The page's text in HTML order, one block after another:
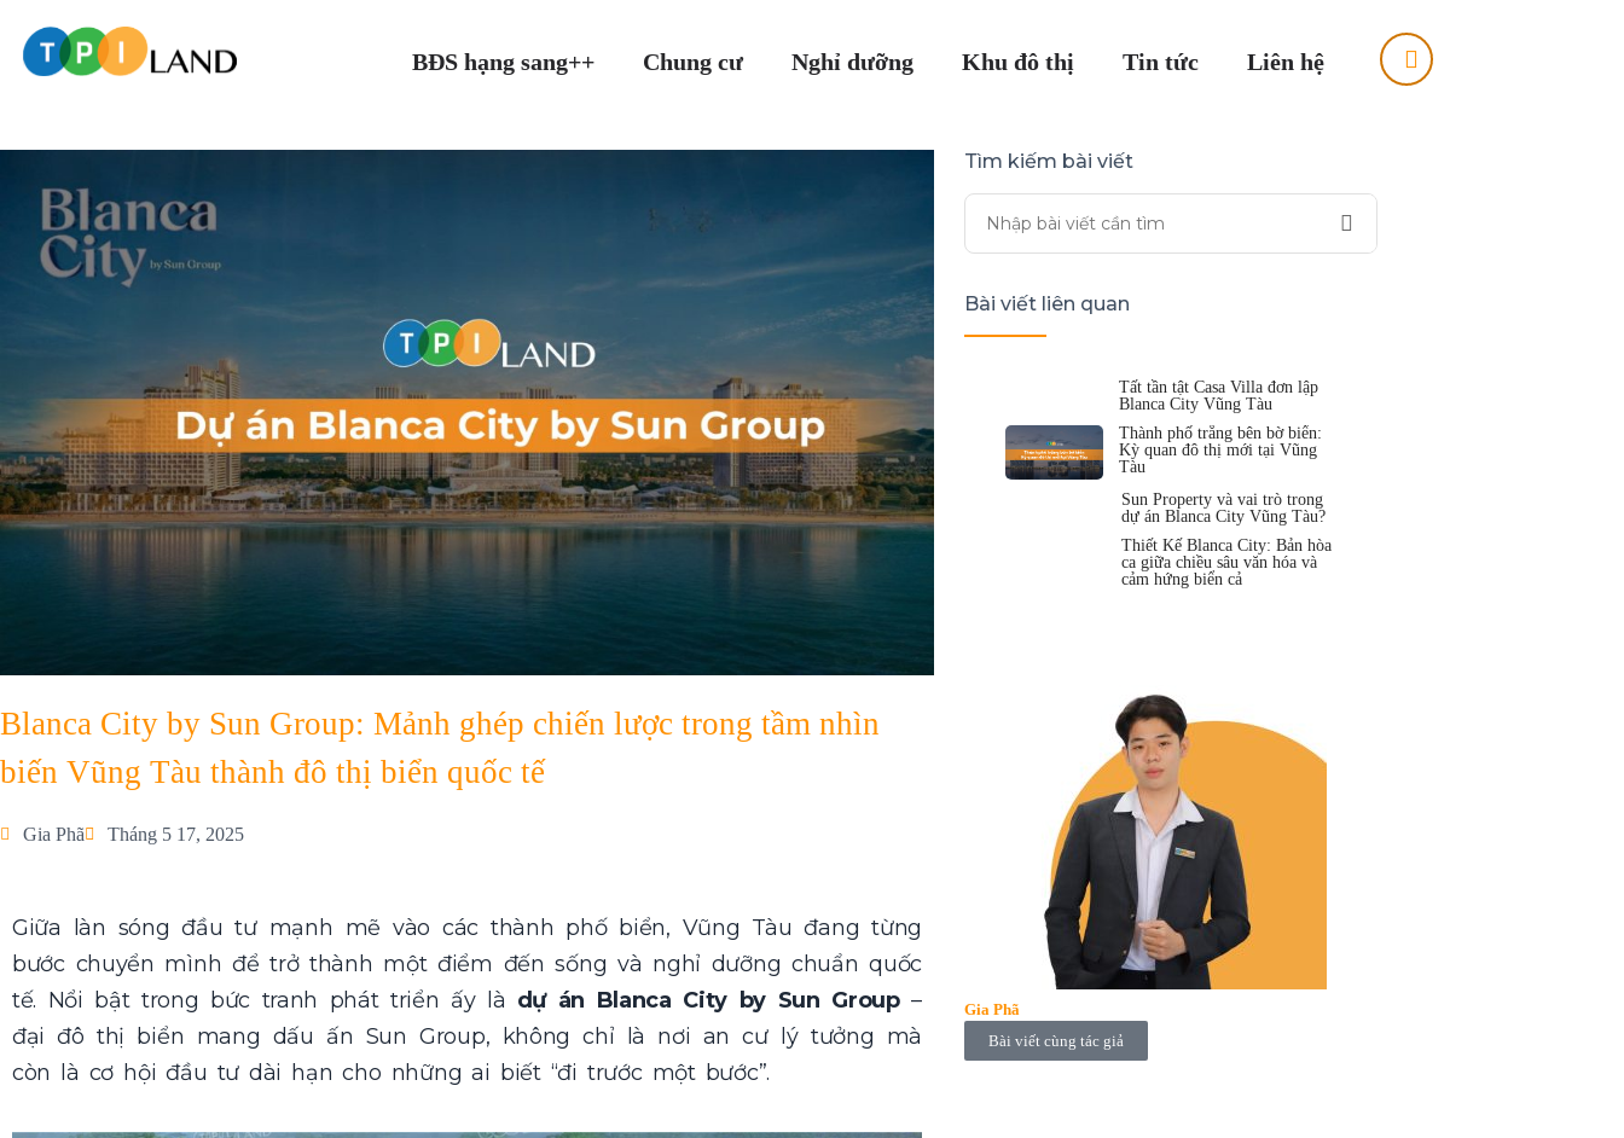
BĐS hạng sang++ Chung cư Nghỉ dưỡng Khu đô thị Tin tức Liên hệ
Blanca City by Sun Group: Mảnh ghép chiến lược trong tầm nhìn
biến Vũng Tàu thành đô thị biển quốc tế
Gia Phã Tháng 5 17, 2025
Giữa làn sóng đầu tư mạnh mẽ vào các thành phố biển, Vũng Tàu đang từng
bước chuyển mình để trở thành một điểm đến sống và nghỉ dưỡng chuẩn quốc
tế. Nổi bật trong bức tranh phát triển ấy là dự án Blanca City by Sun Group–
đại đô thị biển mang dấu ấn Sun Group, không chỉ là nơi an cư lý tưởng mà
còn là cơ hội đầu tư dài hạn cho những ai biết “đi trước một bước”.
Tìm kiếm bài viết
Bài viết liên quan
Tất tần tật Casa Villa đơn lập
Blanca City Vũng Tàu
Thành phố trắng bên bờ biển:
Kỳ quan đô thị mới tại Vũng
Tàu
Sun Property và vai trò trong
dự án Blanca City Vũng Tàu?
Thiết Kế Blanca City: Bản hòa
ca giữa chiều sâu văn hóa và
cảm hứng biển cả
Gia Phã
Bài viết cùng tác giả